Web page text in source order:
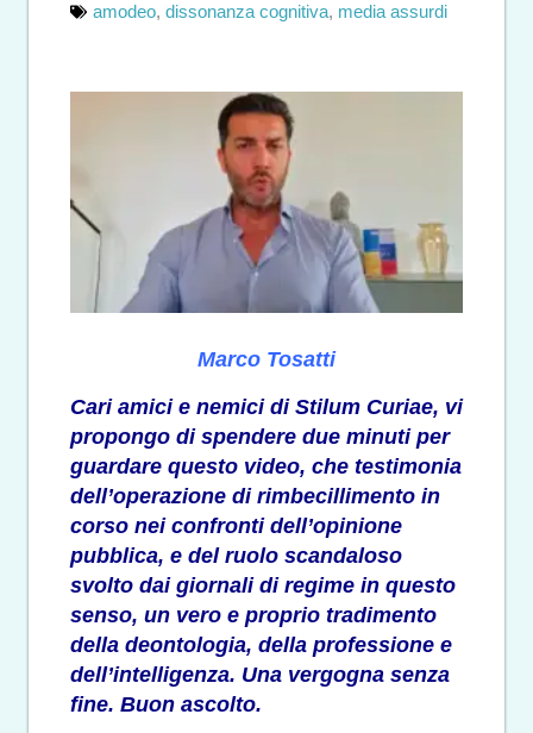
amodeo, dissonanza cognitiva, media assurdi
Marco Tosatti
Cari amici e nemici di Stilum Curiae, vi
propongo di spendere due minuti per
guardare questo video, che testimonia
dell’operazione di rimbecillimento in
corso nei confronti dell’opinione
pubblica, e del ruolo scandaloso
svolto dai giornali di regime in questo
senso, un vero e proprio tradimento
della deontologia, della professione e
dell’intelligenza. Una vergogna senza
fine. Buon ascolto.